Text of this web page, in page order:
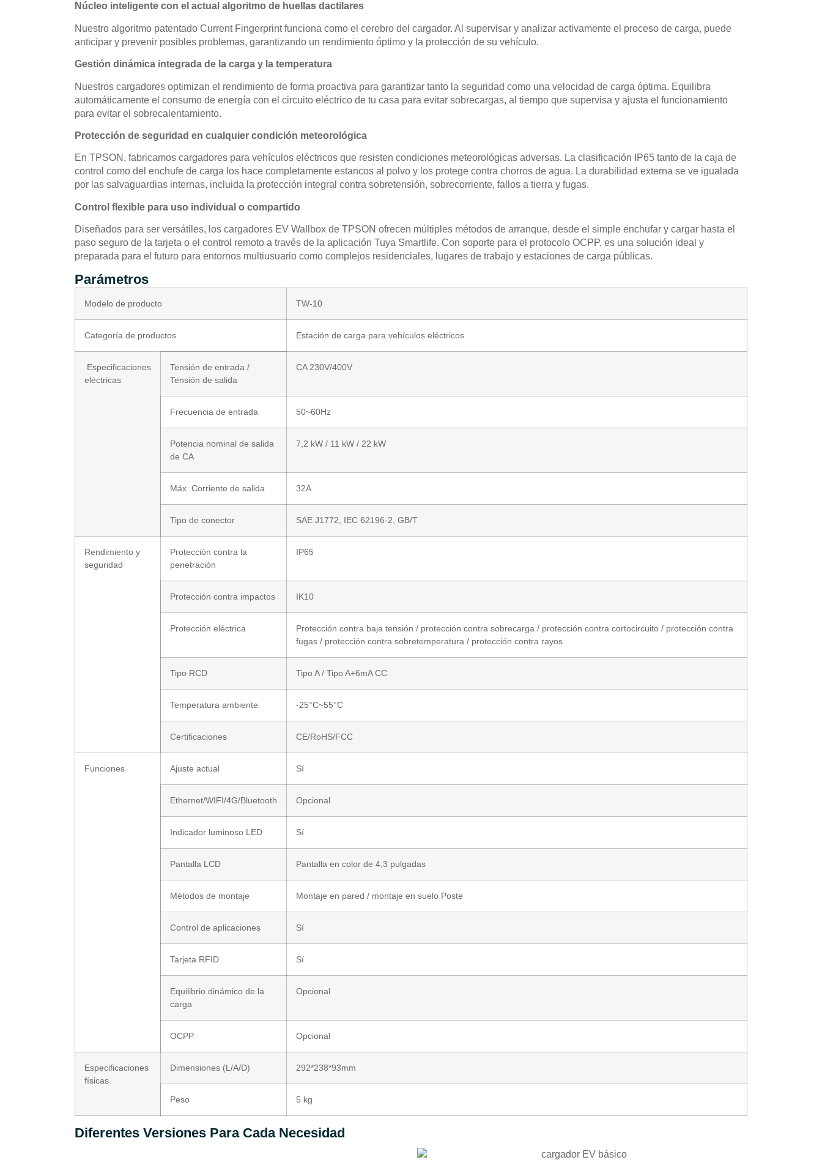
Núcleo inteligente con el actual algoritmo de huellas dactilares
Nuestro algoritmo patentado Current Fingerprint funciona como el cerebro del cargador. Al supervisar y analizar activamente el proceso de carga, puede
anticipar y prevenir posibles problemas, garantizando un rendimiento óptimo y la protección de su vehículo.
Gestión dinámica integrada de la carga y la temperatura
Nuestros cargadores optimizan el rendimiento de forma proactiva para garantizar tanto la seguridad como una velocidad de carga óptima. Equilibra
automáticamente el consumo de energía con el circuito eléctrico de tu casa para evitar sobrecargas, al tiempo que supervisa y ajusta el funcionamiento
para evitar el sobrecalentamiento.
Protección de seguridad en cualquier condición meteorológica
En TPSON, fabricamos cargadores para vehículos eléctricos que resisten condiciones meteorológicas adversas. La clasificación IP65 tanto de la caja de
control como del enchufe de carga los hace completamente estancos al polvo y los protege contra chorros de agua. La durabilidad externa se ve igualada
por las salvaguardias internas, incluida la protección integral contra sobretensión, sobrecorriente, fallos a tierra y fugas.
Control flexible para uso individual o compartido
Diseñados para ser versátiles, los cargadores EV Wallbox de TPSON ofrecen múltiples métodos de arranque, desde el simple enchufar y cargar hasta el
paso seguro de la tarjeta o el control remoto a través de la aplicación Tuya Smartlife. Con soporte para el protocolo OCPP, es una solución ideal y
preparada para el futuro para entornos multiusuario como complejos residenciales, lugares de trabajo y estaciones de carga públicas.
Parámetros
Modelo de producto TW-10
Categoría de productos Estación de carga para vehículos eléctricos
Especificaciones
eléctricas
Tensión de entrada /
Tensión de salida
CA 230V/400V
Frecuencia de entrada 50~60Hz
Potencia nominal de salida
de CA
7,2 kW / 11 kW / 22 kW
Máx. Corriente de salida 32A
Tipo de conector SAE J1772, IEC 62196-2, GB/T
Rendimiento y
seguridad
Protección contra la
penetración
IP65
Protección contra impactos IK10
Protección eléctrica
Protección contra baja tensión / protección contra sobrecarga / protección contra cortocircuito / protección contra
fugas / protección contra sobretemperatura / protección contra rayos
Tipo RCD Tipo A / Tipo A+6mA CC
Temperatura ambiente -25°C~55°C
Certificaciones CE/RoHS/FCC
Funciones Ajuste actual Sí
Ethernet/WIFI/4G/Bluetooth Opcional
Indicador luminoso LED Sí
Pantalla LCD Pantalla en color de 4,3 pulgadas
Métodos de montaje Montaje en pared / montaje en suelo Poste
Control de aplicaciones Sí
Tarjeta RFID Sí
Equilibrio dinámico de la
carga
Opcional
OCPP Opcional
Especificaciones
físicas
Dimensiones (L/A/D) 292*238*93mm
Peso 5 kg
Diferentes Versiones Para Cada Necesidad